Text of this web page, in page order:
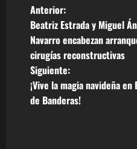
N
a
v
e
Anterior:
Beatriz Estrada y Miguel
Navarro encabezan
cirugías reconstructivas
Siguiente:
¡Vive la magia navideña en
de Banderas!